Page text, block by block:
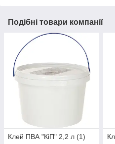
Подібні товари компанії
Клей ПВА "КіП" 2,2 л (1)